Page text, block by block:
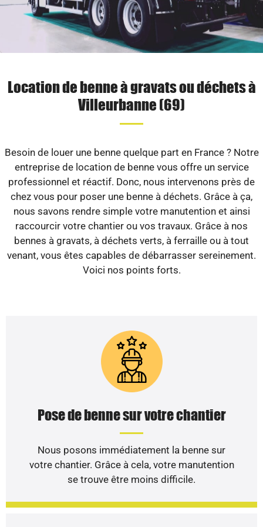
Location de benne à gravats ou déchets à
Villeurbanne (69)
Besoin de louer une benne quelque part en France ? Notre
entreprise de location de benne vous offre un service
professionnel et réactif. Donc, nous intervenons près de
chez vous pour poser une benne à déchets. Grâce à ça,
nous savons rendre simple votre manutention et ainsi
raccourcir votre chantier ou vos travaux. Grâce à nos
bennes à gravats, à déchets verts, à ferraille ou à tout
venant, vous êtes capables de débarrasser sereinement.
Voici nos points forts.
Pose de benne sur votre chantier
Nous posons immédiatement la benne sur
votre chantier. Grâce à cela, votre manutention
se trouve être moins difficile.